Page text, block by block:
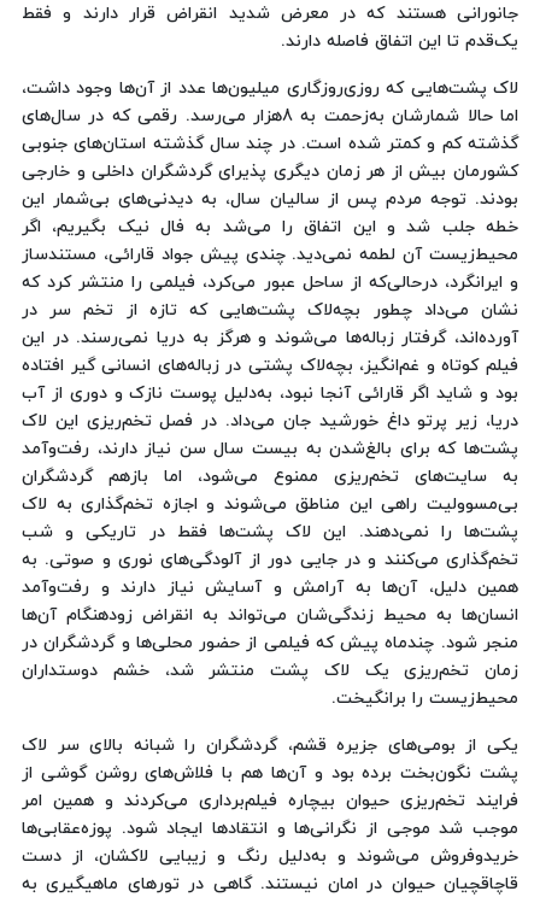
جانورانی هستند که در معرض شدید انقراض قرار دارند و فقط
یک‌قدم تا این اتفاق فاصله دارند.
لاک پشت‌هایی که روزی‌روزگاری میلیون‌ها عدد از آن‌ها وجود داشت،
اما حالا شمارشان به‌زحمت به 8هزار می‌رسد. رقمی که در سال‌های
گذشته کم و کمتر شده است. در چند سال گذشته استان‌های جنوبی
کشورمان بیش از هر زمان دیگری پذیرای گردشگران داخلی و خارجی
بودند. توجه مردم پس از سالیان سال، به دیدنی‌های بی‌شمار این
خطه جلب شد و این اتفاق را می‌شد به فال نیک بگیریم، اگر
محیط‌زیست آن لطمه نمی‌دید. چندی پیش جواد قارائی، مستندساز
و ایرانگرد، درحالی‌که از ساحل عبور می‌کرد، فیلمی را منتشر کرد که
نشان می‌داد چطور بچه‌لاک پشت‌هایی که تازه از تخم سر در
آورده‌اند، گرفتار زباله‌ها می‌شوند و هرگز به دریا نمی‌رسند. در این
فیلم کوتاه و غم‌انگیز، بچه‌لاک پشتی در زباله‌های انسانی گیر افتاده
بود و شاید اگر قارائی آنجا نبود، به‌دلیل پوست نازک و دوری از آب
دریا، زیر پرتو داغ خورشید جان می‌داد. در فصل تخم‌ریزی این لاک
پشت‌ها که برای بالغ‌شدن به بیست سال سن نیاز دارند، رفت‌وآمد
به سایت‌های تخم‌ریزی ممنوع می‌شود، اما بازهم گردشگران
بی‌مسوولیت راهی این مناطق می‌شوند و اجازه تخم‌گذاری به لاک
پشت‌ها را نمی‌دهند. این لاک پشت‌ها فقط در تاریکی و شب
تخم‌گذاری می‌کنند و در جایی دور از آلودگی‌های نوری و صوتی. به
همین دلیل، آن‌ها به آرامش و آسایش نیاز دارند و رفت‌وآمد
انسان‌ها به محیط زندگی‌شان می‌تواند به انقراض زودهنگام آن‌ها
منجر شود. چندماه پیش که فیلمی از حضور محلی‌ها و گردشگران در
زمان تخم‌ریزی یک لاک پشت منتشر شد، خشم دوستداران
محیط‌زیست را برانگیخت.
یکی از بومی‌های جزیره قشم، گردشگران را شبانه بالای سر لاک
پشت نگون‌بخت برده بود و آن‌ها هم با فلاش‌های روشن‌ گوشی از
فرایند تخم‌ریزی حیوان بیچاره فیلم‌برداری می‌کردند و همین امر
موجب شد موجی از نگرانی‌ها و انتقادها ایجاد شود. پوزه‌عقابی‌ها
خریدوفروش می‌شوند و به‌دلیل رنگ و زیبایی لاکشان، از دست
قاچاقچیان حیوان در امان نیستند. گاهی در تورهای ماهیگیری به